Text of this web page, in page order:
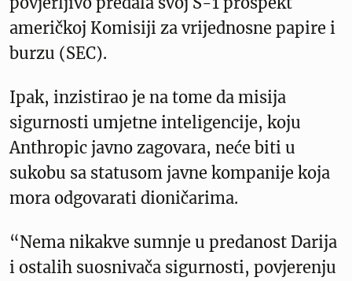
američkoj Komisiji za vrijednosne papire i
burzu (SEC).
Ipak, inzistirao je na tome da misija
sigurnosti umjetne inteligencije, koju
Anthropic javno zagovara, neće biti u
sukobu sa statusom javne kompanije koja
mora odgovarati dioničarima.
“Nema nikakve sumnje u predanost Darija
i ostalih suosnivača sigurnosti, povjerenju